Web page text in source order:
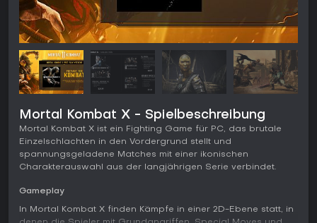
Mortal Kombat X - Spielbeschreibung
Mortal Kombat X ist ein Fighting Game für PC, das brutale
Einzelschlachten in den Vordergrund stellt und
spannungsgeladene Matches mit einer ikonischen
Charakterauswahl aus der langjährigen Serie verbindet.
Gameplay
In Mortal Kombat X finden Kämpfe in einer 2D-Ebene statt, in